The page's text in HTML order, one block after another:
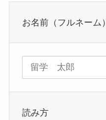
お名前（フルネーム）
読み方